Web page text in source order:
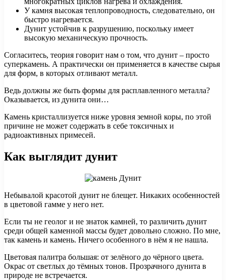
У камня высокая теплопроводность, следовательно, он
быстро нагревается.
Дунит устойчив к разрушению, поскольку имеет
высокую механическую прочность.
Согласитесь, теория говорит нам о том, что дунит – просто
суперкамень. А практически он применяется в качестве сырья
для форм, в которых отливают металл.
Ведь должны же быть формы для расплавленного металла?
Оказывается, из дунита они…
Камень кристаллизуется ниже уровня земной коры, по этой
причине не может содержать в себе токсичных и
радиоактивных примесей.
Как выглядит дунит
Небывалой красотой дунит не блещет. Никаких особенностей
в цветовой гамме у него нет.
Если ты не геолог и не знаток камней, то различить дунит
среди общей каменной массы будет довольно сложно. По мне,
так камень и камень. Ничего особенного в нём я не нашла.
Цветовая палитра большая: от зелёного до чёрного цвета.
Окрас от светлых до тёмных тонов. Прозрачного дунита в
природе не встречается.